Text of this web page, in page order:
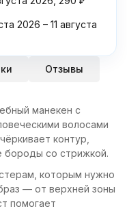
2026 – 11 августа
Отзывы
манекен с
волосами
контур,
бороды со стрижкой.
которым нужно
— от верхней зоны
помогает